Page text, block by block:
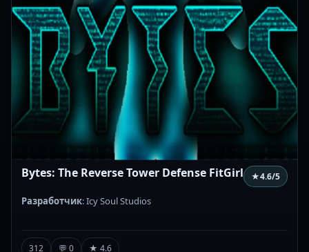
Bytes: The Reverse Tower Defense FitGirl ★4.6/5
Разработчик: Icy Soul Studios
312 💬 0 ★ 4.6